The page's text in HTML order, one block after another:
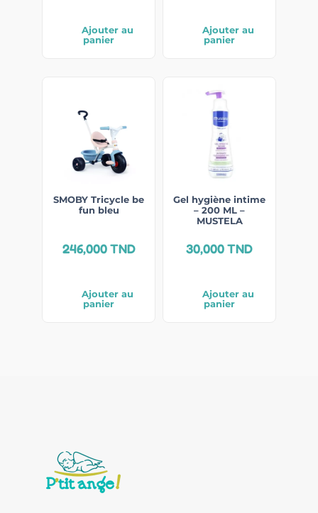
Ajouter au
panier
Ajouter au
panier
SMOBY Tricycle be
fun bleu
246,000TND
Ajouter au
panier
Gel hygiène intime
– 200 ML –
MUSTELA
30,000TND
Ajouter au
panier